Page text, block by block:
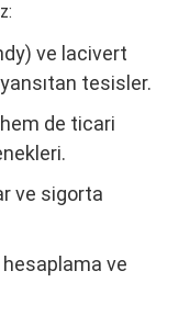
ve lacivert
tesisler.
de ticari
ve sigorta
hesaplama ve